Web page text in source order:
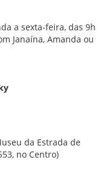
a sexta-feira, das 9h
Janaína, Amanda ou
da Estrada de
no Centro)